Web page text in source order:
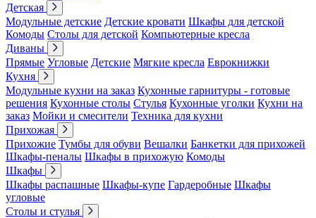
Детская
Модульные детские Детские кровати Шкафы для детской
Комоды Столы для детской Компьютерные кресла
Диваны
Прямые Угловые Детские Мягкие кресла Еврокнижки
Кухня
Модульные кухни на заказ Кухонные гарнитуры - готовые
решения Кухонные столы Стулья Кухонные уголки Кухни на
заказ Мойки и смесители Техника для кухни
Прихожая
Прихожие Тумбы для обуви Вешалки Банкетки для прихожей
Шкафы-пеналы Шкафы в прихожую Комоды
Шкафы
Шкафы распашные Шкафы-купе Гардеробные Шкафы
угловые
Столы и стулья